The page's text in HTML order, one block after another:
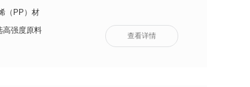
（PP）材
高强度原料
查看详情